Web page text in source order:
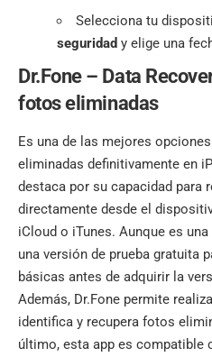
Selecciona tu
seguridad y elige una
Dr.Fone – Data
fotos eliminadas
Es una de las mejores
eliminadas definitivamente en
destaca por su capacidad para
directamente desde el
iCloud o iTunes. Aunque es
una versión de prueba gratuita
básicas antes de adquirir la
Además, Dr.Fone permite
identifica y recupera fotos
último, esta app es compatible